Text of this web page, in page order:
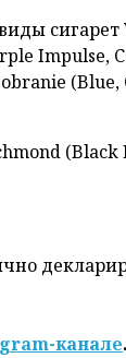
сигарет
Impulse,
(Blue,
(Black
канале